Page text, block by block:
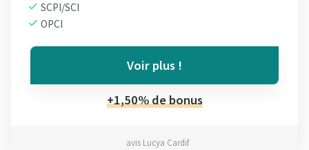
SCPI/SCI
OPCI
Voir plus !
+1,50% de bonus
avis Lucya Cardif